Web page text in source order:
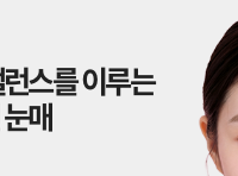
스를 이루는
매